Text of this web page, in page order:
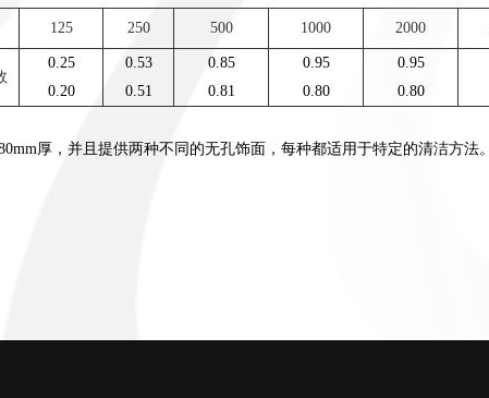
125 250 500 1000 2000
0.25
0.20
0.53
0.51
0.85
0.81
0.95
0.80
0.95
0.80
厚，并且提供两种不同的无孔饰面，每种都适用于特定的清洁方法。